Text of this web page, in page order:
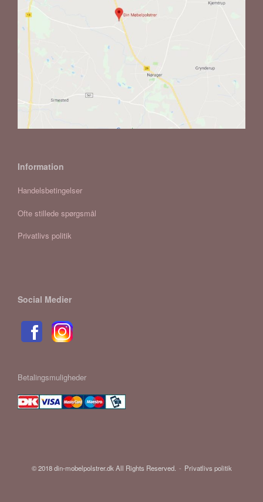
Information
Handelsbetingelser
Ofte stillede spørgsmål
Privatlivs politik
Social Medier
Betalingsmuligheder
© 2018 din-mobelpolstrer.dk All Rights Reserved. Privatlivs politik